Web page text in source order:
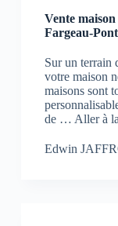
Vente maison
Fargeau-
Sur un terrain
votre maison
maisons sont
de … Aller à
Edwin